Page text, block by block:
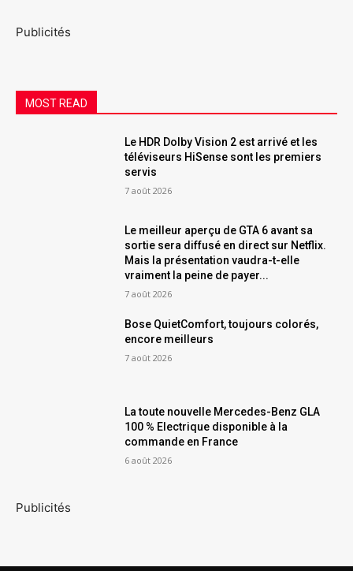
Publicités
MOST READ
Le HDR Dolby Vision 2 est arrivé et les
téléviseurs HiSense sont les premiers
servis
7 août 2026
Le meilleur aperçu de GTA 6 avant sa
sortie sera diffusé en direct sur Netflix.
Mais la présentation vaudra-t-elle
vraiment la peine de payer...
7 août 2026
Bose QuietComfort, toujours colorés,
encore meilleurs
7 août 2026
La toute nouvelle Mercedes-Benz GLA
100 % Electrique disponible à la
commande en France
6 août 2026
Publicités